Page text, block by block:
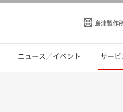
島津製作
ニュース／イベント サービ